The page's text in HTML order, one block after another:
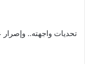
تحديات واجهته.. وإصرار